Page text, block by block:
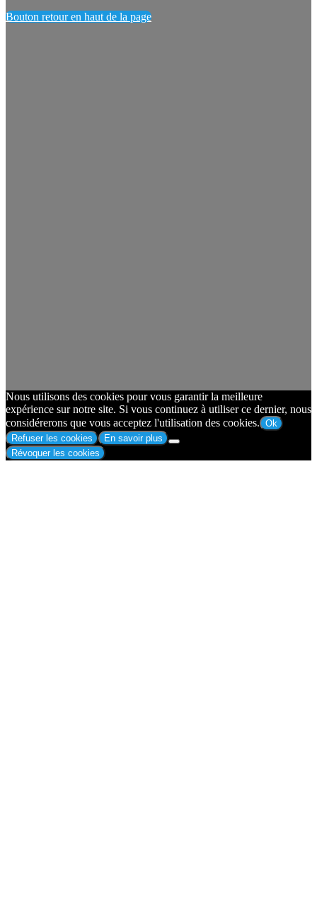
Bouton retour en haut de la page
Nous utilisons des cookies pour vous garantir la meilleure
expérience sur notre site. Si vous continuez à utiliser ce dernier, nous
considérerons que vous acceptez l'utilisation des cookies. Ok
Refuser les cookies
En savoir plus
Révoquer les cookies